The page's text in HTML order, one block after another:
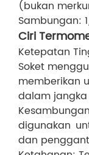
(bukan
Sambungan:
Ciri
Ketepatan
Soket
memberikan
dalam
digunakan
dan